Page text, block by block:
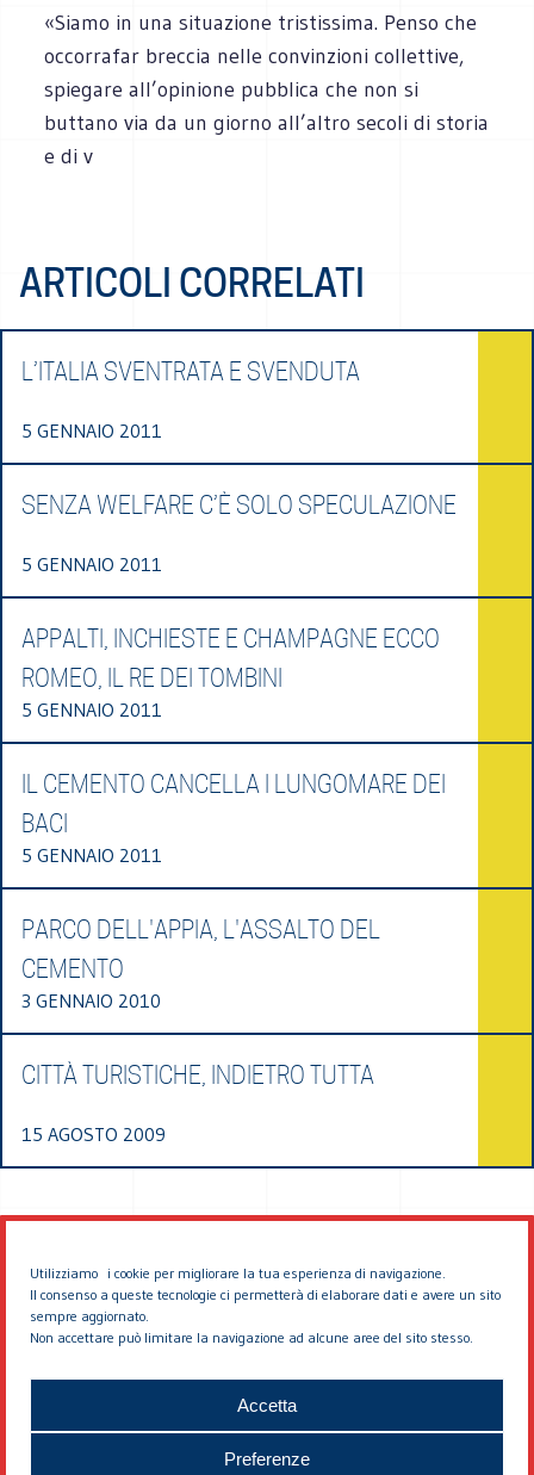
Utilizziamo i cookie per migliorare la tua esperienza di navigazione.
Il consenso a queste tecnologie ci permetterà di elaborare dati e avere un sito
sempre aggiornato.
Non accettare può limitare la navigazione ad alcune aree del sito stesso.
Accetta
Preferenze
«Siamo in una situazione tristissima. Penso che
occorrafar breccia nelle convinzioni collettive,
spiegare all’opinione pubblica che non si
buttano via da un giorno all’altro secoli di storia
e di v
ARTICOLI CORRELATI
L’ITALIA SVENTRATA E SVENDUTA
5 GENNAIO 2011
SENZA WELFARE C’È SOLO SPECULAZIONE
5 GENNAIO 2011
APPALTI, INCHIESTE E CHAMPAGNE ECCO
ROMEO, IL RE DEI TOMBINI
5 GENNAIO 2011
IL CEMENTO CANCELLA I LUNGOMARE DEI
BACI
5 GENNAIO 2011
PARCO DELL'APPIA, L'ASSALTO DEL
CEMENTO
3 GENNAIO 2010
CITTÀ TURISTICHE, INDIETRO TUTTA
15 AGOSTO 2009
© 2026 EDDYBURG